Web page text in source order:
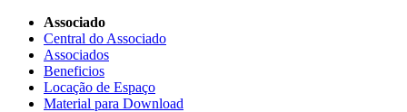
Associado
Central do Associado
Associados
Beneficios
Locação de Espaço
Material para Download